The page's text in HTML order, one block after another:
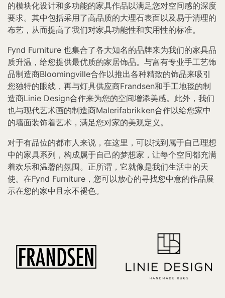
的模块化设计和多功能的家具作品以满足您对空间感的深度
要求。其中包括采用了高品质的大理石表面以及易于清理的
布艺，从而提高了我们对家具功能性和实用性的标准。
Fynd Furniture 也集合了各大知名的品牌来为我们的家具品
质升温，给您提供最优质的家居饰品。与富有专业手工艺饰
品制造商Bloomingville合作以推出各种精致的饰品来吸引
您独特的眼线，再与灯具供应商Frandsen和手工地毯的制
造商Linie Design合作来为您的空间增添美感。此外，我们
也与现代艺术画的制造商Malerifabrikken合作以给您家中
的墙面装饰着艺术，满足您对家的美观定义。
对于有品位的都市人来说，在这里，可以找到属于自己理想
中的家具系列，构成属于自己的梦想家，让每个空间都充满
着欢乐和温馨的氛围。正所谓，它就像是我们生活中的天
使。在Fynd Furniture，您可以放心的寻找您中意的作品展
示在您的家中且永不褪色。